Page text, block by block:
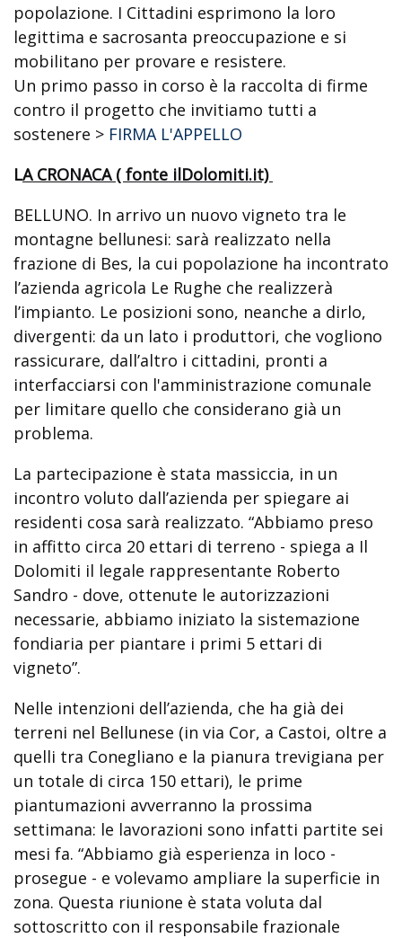
popolazione. I Cittadini esprimono la loro
legittima e sacrosanta preoccupazione e si
mobilitano per provare e resistere.
Un primo passo in corso è la raccolta di firme
contro il progetto che invitiamo tutti a
sostenere > FIRMA L'APPELLO
LA CRONACA ( fonte ilDolomiti.it)
BELLUNO. In arrivo un nuovo vigneto tra le
montagne bellunesi: sarà realizzato nella
frazione di Bes, la cui popolazione ha incontrato
l’azienda agricola Le Rughe che realizzerà
l’impianto. Le posizioni sono, neanche a dirlo,
divergenti: da un lato i produttori, che vogliono
rassicurare, dall’altro i cittadini, pronti a
interfacciarsi con l'amministrazione comunale
per limitare quello che considerano già un
problema.
La partecipazione è stata massiccia, in un
incontro voluto dall’azienda per spiegare ai
residenti cosa sarà realizzato. “Abbiamo preso
in affitto circa 20 ettari di terreno - spiega a Il
Dolomiti il legale rappresentante Roberto
Sandro - dove, ottenute le autorizzazioni
necessarie, abbiamo iniziato la sistemazione
fondiaria per piantare i primi 5 ettari di
vigneto”.
Nelle intenzioni dell’azienda, che ha già dei
terreni nel Bellunese (in via Cor, a Castoi, oltre a
quelli tra Conegliano e la pianura trevigiana per
un totale di circa 150 ettari), le prime
piantumazioni avverranno la prossima
settimana: le lavorazioni sono infatti partite sei
mesi fa. “Abbiamo già esperienza in loco -
prosegue - e volevamo ampliare la superficie in
zona. Questa riunione è stata voluta dal
sottoscritto con il responsabile frazionale